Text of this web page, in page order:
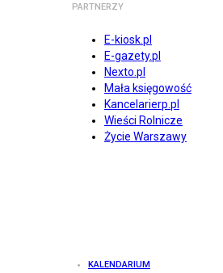
PARTNERZY
E-kiosk.pl
E-gazety.pl
Nexto.pl
Mała księgowość
Kancelarierp.pl
Wieści Rolnicze
Życie Warszawy
KALENDARIUM